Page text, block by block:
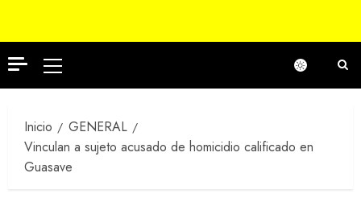
Menú
principal
Inicio
GENERAL
Vinculan a sujeto acusado de homicidio calificado en
Guasave